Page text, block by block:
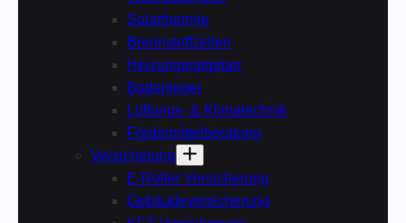
Solarthermie
Brennstoffzellen
Heizungsratgeber
Bodenleger
Lüftungs- & Klimatechnik
Fördermittelberatung
Versicherung
E-Roller Versicherung
Gebäudeversicherung